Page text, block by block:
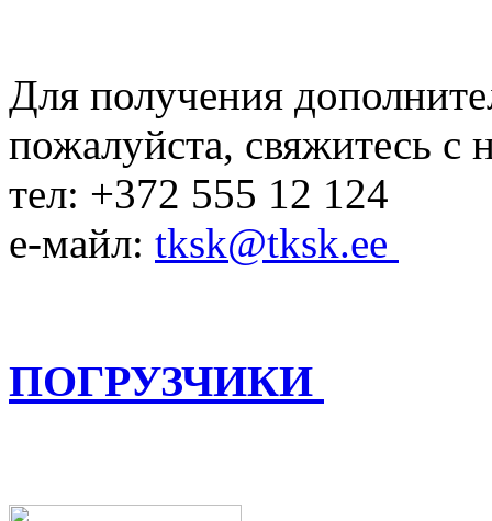
Для получения
пожалуйста, свяжитесь с
тел: +372 555 12 124
е-майл: tksk@tksk.ee
ПОГРУЗЧИКИ